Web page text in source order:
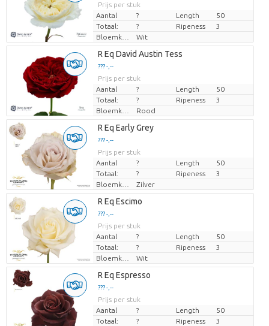
Prijs per stuk
Aantal
? Length
50
Totaal:
? Ripeness
3
Bloemkleur
Wit
R Eq David Austin Tess
??? -,--
Prijs per stuk
Aantal
? Length
50
Totaal:
? Ripeness
3
Bloemkleur
Rood
R Eq Early Grey
??? -,--
Prijs per stuk
Aantal
? Length
50
Totaal:
? Ripeness
3
Bloemkleur
Zilver
R Eq Escimo
??? -,--
Prijs per stuk
Aantal
? Length
50
Totaal:
? Ripeness
3
Bloemkleur
Wit
R Eq Espresso
??? -,--
Prijs per stuk
Aantal
? Length
50
Totaal:
? Ripeness
3